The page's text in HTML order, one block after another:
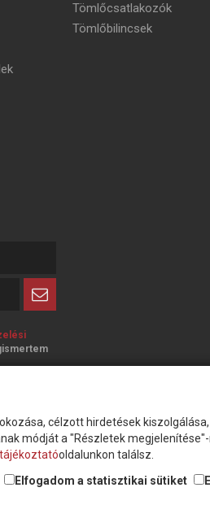
Tömlőcsatlakozók
Tömlőbilincsek
| Minden jog
célzott hirdetések
módját a "Részletek
oldalunkon találsz.
Elfogadom a statisztikai sütiket